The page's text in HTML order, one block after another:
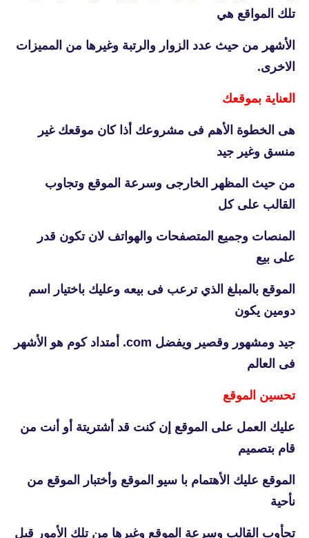
تلك المواقع هي
الأشهر من حيث عدد الزوار والرتبة وغيرها من المميزات
الاخرى.
العناية بموقعك
هى الخطوة الأهم فى مشروعك أذا كان موقعك غير
منسق وغير جيد
من حيث المظهر الخارجى وسرعة الموقع وتجاوب
القالب على كل
المنصات وجميع المتصفحات والهواتف لان تكون قدر
على بيع
الموقع بالمبلغ الذي ترعب فى بيعه وعليك باختيار اسم
دومين يكون
جيد ومشهور وقصير ويفضل com. أمتداد كوم هو الأشهر
فى العالم
تحسين الموقع
عليك العمل على الموقع إن كنت قد أشتريتة أو أنت من
قام بتصميم
الموقع عليك الأهتمام با سيو الموقع وأختبار الموقع من
نأحية
تجأوب القالب وسرعة الموقع وغيرها من تلك الأمور قبل